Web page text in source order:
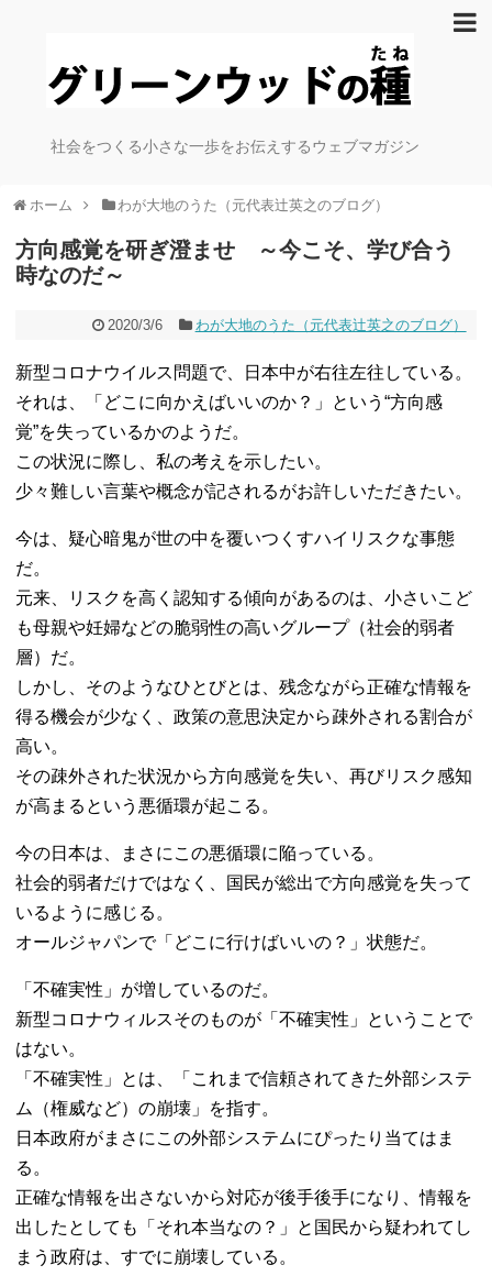
社会をつくる小さな一歩をお伝えするウェブマガジン
ホーム わが大地のうた（元代表辻英之のブログ）
方向感覚を研ぎ澄ませ ～今こそ、学び合う
時なのだ～
2020/3/6 わが大地のうた（元代表辻英之のブログ）
新型コロナウイルス問題で、日本中が右往左往している。
それは、「どこに向かえばいいのか？」という“方向感
覚”を失っているかのようだ。
この状況に際し、私の考えを示したい。
少々難しい言葉や概念が記されるがお許しいただきたい。
今は、疑心暗鬼が世の中を覆いつくすハイリスクな事態
だ。
元来、リスクを高く認知する傾向があるのは、小さいこど
も母親や妊婦などの脆弱性の高いグループ（社会的弱者
層）だ。
しかし、そのようなひとびとは、残念ながら正確な情報を
得る機会が少なく、政策の意思決定から疎外される割合が
高い。
その疎外された状況から方向感覚を失い、再びリスク感知
が高まるという悪循環が起こる。
今の日本は、まさにこの悪循環に陥っている。
社会的弱者だけではなく、国民が総出で方向感覚を失って
いるように感じる。
オールジャパンで「どこに行けばいいの？」状態だ。
「不確実性」が増しているのだ。
新型コロナウィルスそのものが「不確実性」ということで
はない。
「不確実性」とは、「これまで信頼されてきた外部システ
ム（権威など）の崩壊」を指す。
日本政府がまさにこの外部システムにぴったり当てはま
る。
正確な情報を出さないから対応が後手後手になり、情報を
出したとしても「それ本当なの？」と国民から疑われてし
まう政府は、すでに崩壊している。